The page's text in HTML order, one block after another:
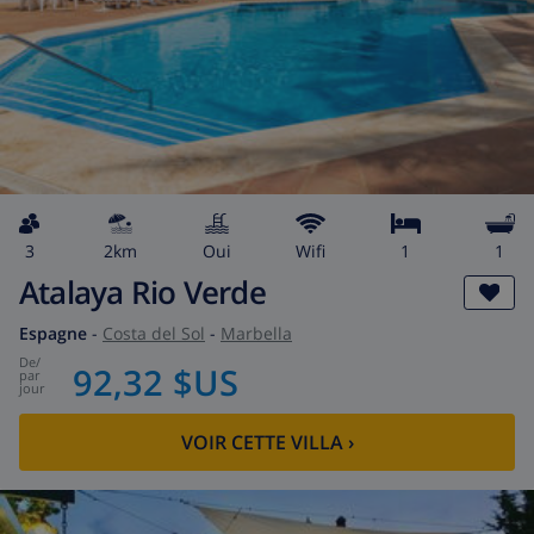
3 2km Oui wifi 1 1
Atalaya Rio Verde
Espagne - Costa del Sol - Marbella
de/
par
jour 92,32 $US
VOIR CETTE VILLA›